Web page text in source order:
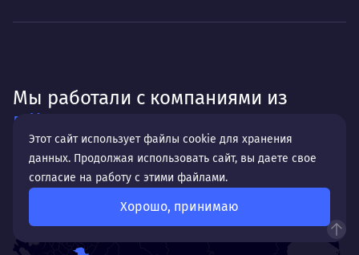
Мы работали с компаниями из
г. Казань
Этот сайт использует файлы cookie для хранения
данных. Продолжая использовать сайт, вы даете свое
согласие на работу с этими файлами.
Хорошо, принимаю